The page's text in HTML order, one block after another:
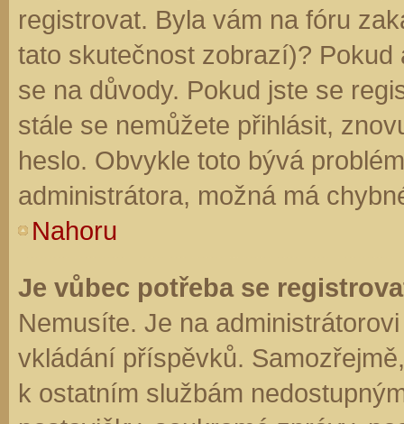
registrovat. Byla vám na fóru
tato skutečnost zobrazí)?
se na důvody. Pokud jste se
stále se nemůžete přihlásit,
heslo. Obvykle toto bývá
administrátora, možná má
Nahoru
Je vůbec potřeba se
Nemusíte. Je na
vkládání příspěvků.
k ostatním službám